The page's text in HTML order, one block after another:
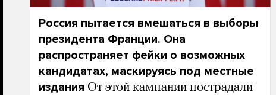
Россия пытается вмешаться в выборы
президента Франции. Она
распространяет фейки о возможных
кандидатах, маскируясь под местные
издания От этой кампании пострадали